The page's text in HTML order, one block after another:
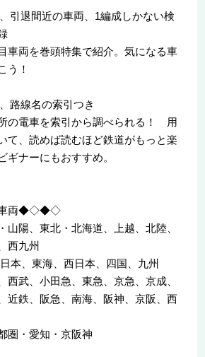
引退間近の車両、1編成しかない検
車両を巻頭特集で紹介。気になる車
う！
路線名の索引つき
の電車を索引から調べられる！ 用
て、読めば読むほど鉄道がもっと楽
ナーにもおすすめ。
両◆◇◆◇
山陽、東北・北海道、上越、北陸、
西九州
本、東海、西日本、四国、九州
西武、小田急、東急、京急、京成、
近鉄、阪急、南海、阪神、京阪、西
圏・愛知・京阪神